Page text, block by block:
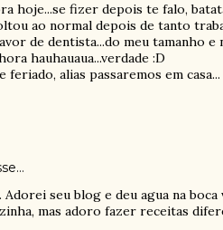
hoje...se fizer depois te falo,
ao normal depois de tanto
de dentista...do meu tamanho e
hauhauaua...verdade :D
feriado, alias passaremos em casa...
seu blog e deu agua na boca
mas adoro fazer receitas